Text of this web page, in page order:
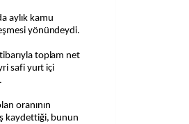
aylık kamu
yönündeydi.
toplam net
safi yurt içi
oranının
kaydettiği, bunun